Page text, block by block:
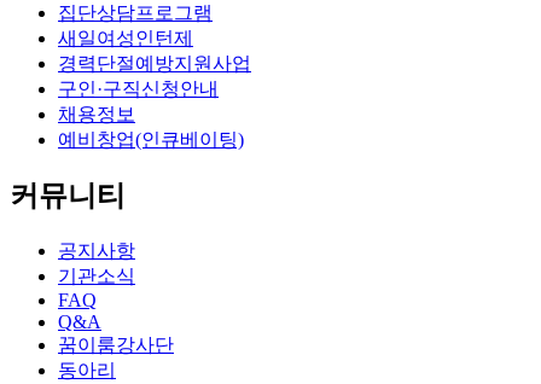
집단상담프로그램
새일여성인턴제
경력단절예방지원사업
구인·구직신청안내
채용정보
예비창업(인큐베이팅)
커뮤니티
공지사항
기관소식
FAQ
Q&A
꿈이룸강사단
동아리